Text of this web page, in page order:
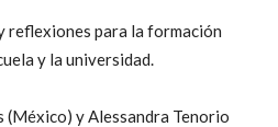
reflexiones para la formación
y la universidad.
(México) y Alessandra Tenorio